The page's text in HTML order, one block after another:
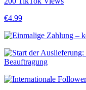
€4.99
Beauftragung